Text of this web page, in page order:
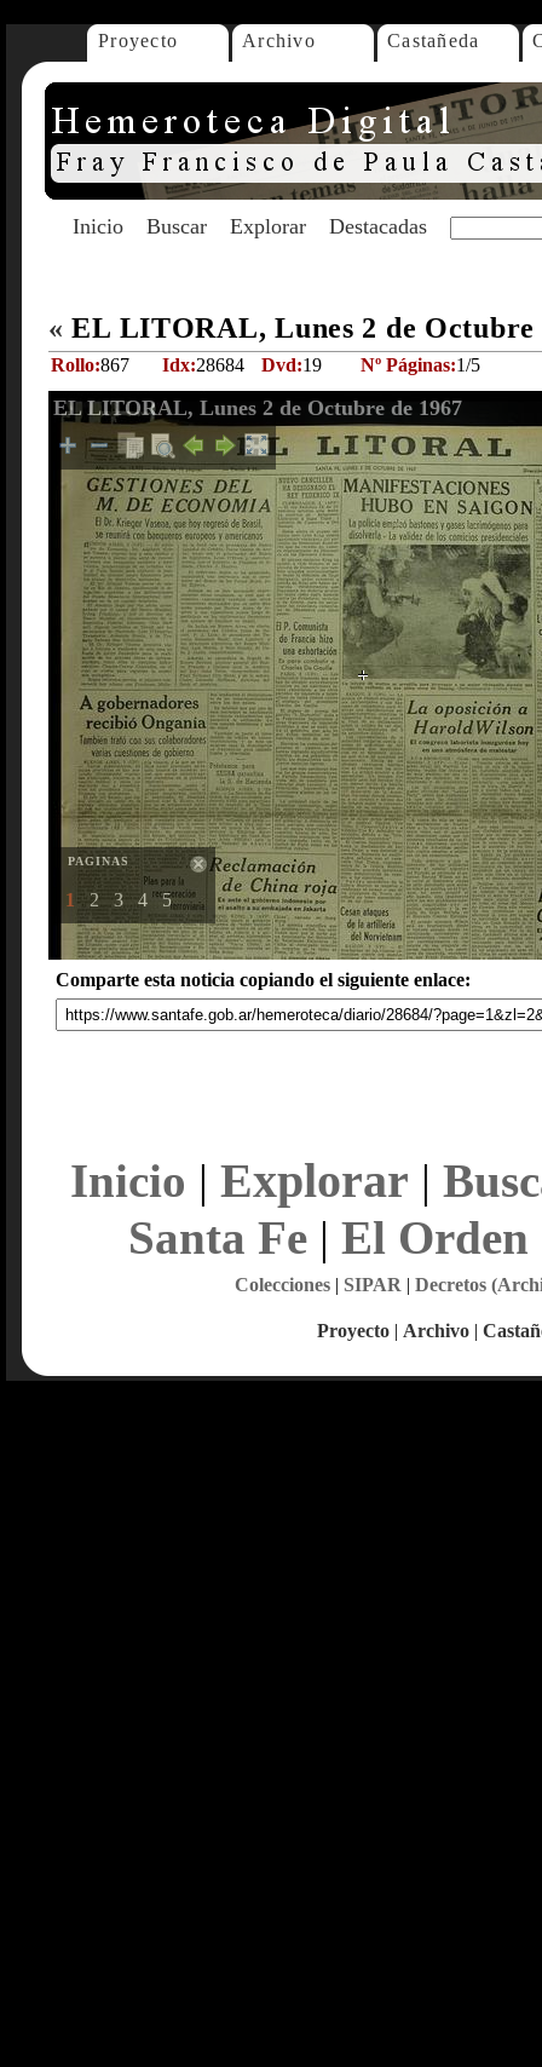
Proyecto Archivo Castañeda
Inicio Buscar Explorar Destacadas
« EL LITORAL, Lunes 2 de Octubre
Rollo:867 Idx:28684 Dvd:19 Nº Páginas:1/5
EL LITORAL, Lunes 2 de Octubre de 1967
PAGINAS
1 2 3 4 5
Comparte esta noticia copiando el siguiente enlace:
Inicio | Explorar |
Santa Fe| El Orden
Colecciones| SIPAR | Decretos
Proyecto | Archivo |